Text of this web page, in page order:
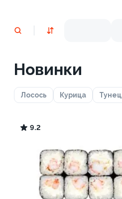
Новинки
Лосось Курица Тунец
9.2